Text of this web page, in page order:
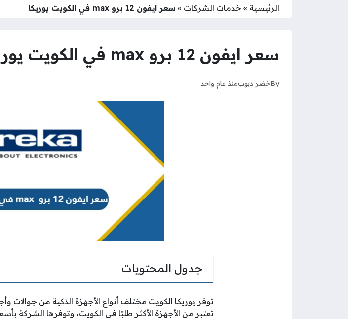
الرئيسية » خدمات الشركات » سعر ايفون 12 برو max في الكويت يوريكا
سعر ايفون 12 برو max في الكويت يوريكا
Byخضر ديوبمنذ عام واحد
جدول المحتويات
توفر يوريكا الكويت مختلف أنواع الأجهزة الذكية من جوالات
تعتبر من الأجهزة الأكثر طلبًا في الكويت، وتوفرها الشركة